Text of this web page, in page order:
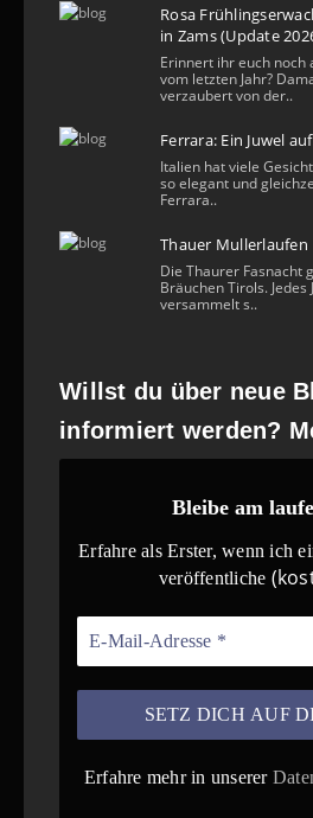
Rosa
in Zams (Update
Erinnert ihr euch noch
vom letzten Jahr?
verzaubert von der..
Ferrara: Ein Juwel
Italien hat viele
so elegant und
Ferrara..
Thauer Mullerlaufen
Die Thaurer Fasnacht
Bräuchen Tirols.
versammelt s..
Willst du über neue
informiert werden?
Bleibe am
Erfahre als Erster, wenn ich
veröffentliche
Erfahre mehr in unserer